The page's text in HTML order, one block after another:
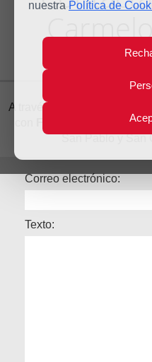
nuestra Política de
A través del siguiente
Fray Carmelo
San Pablo y San
Correo electrónico:
Texto: